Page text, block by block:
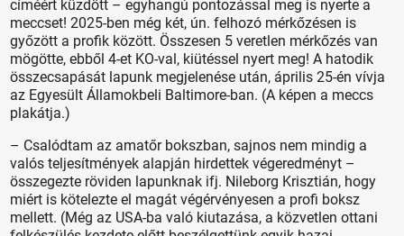
címéért küzdött – egyhangú pontozással meg is nyerte a
meccset! 2025-ben még két, ún. felhozó mérkőzésen is
győzött a profik között. Összesen 5 veretlen mérkőzés van
mögötte, ebből 4-et KO-val, kiütéssel nyert meg! A hatodik
összecsapását lapunk megjelenése után, április 25-én vívja
az Egyesült Államokbeli Baltimore-ban. (A képen a meccs
plakátja.)
– Csalódtam az amatőr bokszban, sajnos nem mindig a
valós teljesítmények alapján hirdettek végeredményt –
összegezte röviden lapunknak ifj. Nileborg Krisztián, hogy
miért is kötelezte el magát végérvényesen a profi boksz
mellett. (Még az USA-ba való kiutazása, a közvetlen ottani